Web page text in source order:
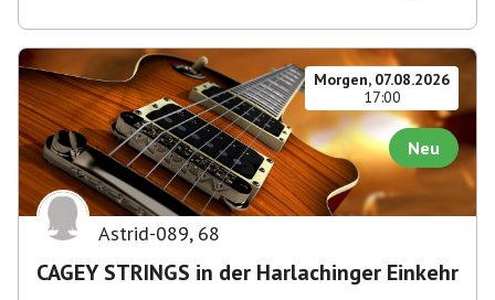
Morgen, 07.08.2026
17:00
Neu
Astrid-089, 68
CAGEY STRINGS in der Harlachinger Einkehr